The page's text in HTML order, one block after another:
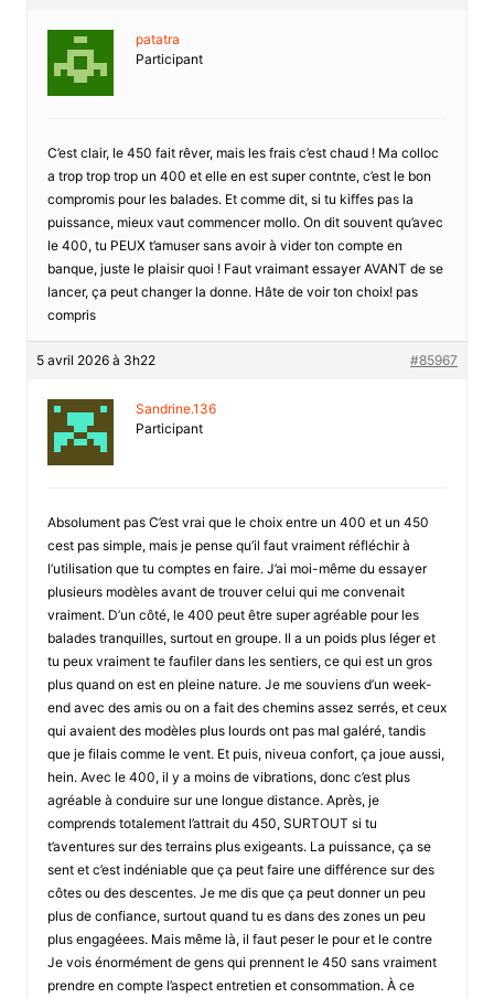
patatra
Participant
C’est clair, le 450 fait rêver, mais les frais c’est chaud ! Ma colloc
a trop trop trop un 400 et elle en est super contnte, c’est le bon
compromis pour les balades. Et comme dit, si tu kiffes pas la
puissance, mieux vaut commencer mollo. On dit souvent qu’avec
le 400, tu PEUX t’amuser sans avoir à vider ton compte en
banque, juste le plaisir quoi ! Faut vraimant essayer AVANT de se
lancer, ça peut changer la donne. Hâte de voir ton choix! pas
compris
5 avril 2026 à 3h22 #85967
Sandrine.136
Participant
Absolument pas C’est vrai que le choix entre un 400 et un 450
cest pas simple, mais je pense qu’il faut vraiment réfléchir à
l’utilisation que tu comptes en faire. J’ai moi-même du essayer
plusieurs modèles avant de trouver celui qui me convenait
vraiment. D’un côté, le 400 peut être super agréable pour les
balades tranquilles, surtout en groupe. Il a un poids plus léger et
tu peux vraiment te faufiler dans les sentiers, ce qui est un gros
plus quand on est en pleine nature. Je me souviens d’un week-
end avec des amis ou on a fait des chemins assez serrés, et ceux
qui avaient des modèles plus lourds ont pas mal galéré, tandis
que je filais comme le vent. Et puis, niveua confort, ça joue aussi,
hein. Avec le 400, il y a moins de vibrations, donc c’est plus
agréable à conduire sur une longue distance. Après, je
comprends totalement l’attrait du 450, SURTOUT si tu
t’aventures sur des terrains plus exigeants. La puissance, ça se
sent et c’est indéniable que ça peut faire une différence sur des
côtes ou des descentes. Je me dis que ça peut donner un peu
plus de confiance, surtout quand tu es dans des zones un peu
plus engagéees. Mais même là, il faut peser le pour et le contre
Je vois énormément de gens qui prennent le 450 sans vraiment
prendre en compte l’aspect entretien et consommation. À ce